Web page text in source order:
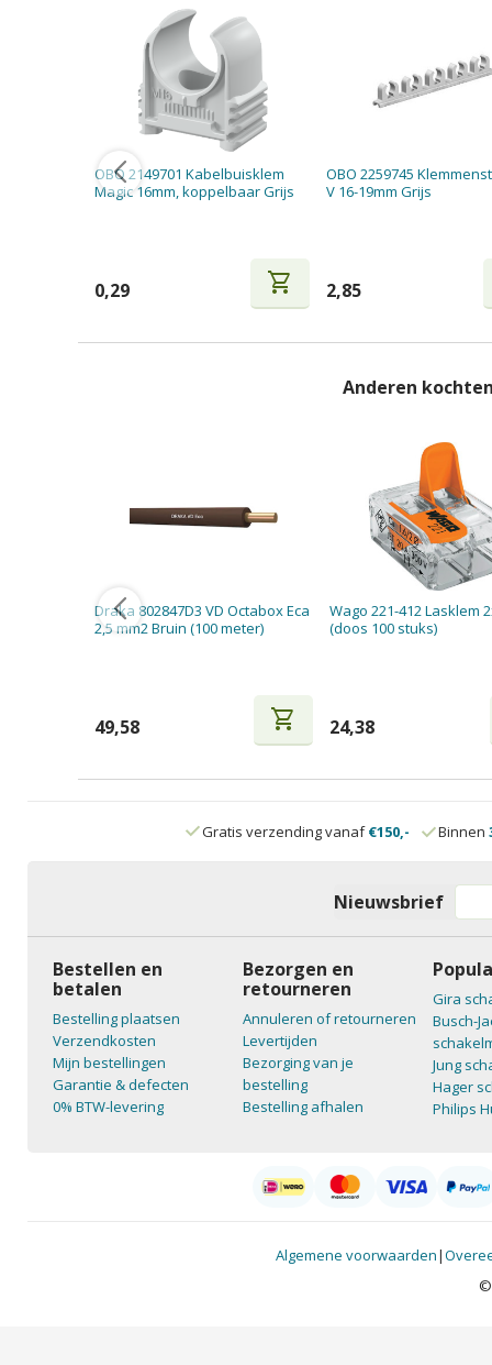
OBO 2149701 Kabelbuisklem
Magic 16mm, koppelbaar Grijs
0,29 shopping_cart
OBO 2259745
V 16-19mm Grijs
2,85
Anderen
Draka 802847D3 VD Octabox Eca
2,5 mm2 Bruin (100 meter)
49,58 shopping_cart
Wago 221-412 Lasklem
(doos 100 stuks)
24,38
Gratis verzending vanaf€150,- Binnen
Nieuwsbrief
Bestellen en
betalen
Bestelling plaatsen
Verzendkosten
Mijn bestellingen
Garantie & defecten
0% BTW-levering
Bezorgen en
retourneren
Annuleren of retourneren
Levertijden
Bezorging van je
bestelling
Bestelling afhalen
Gira
Busch-
Jung
Hager
Philips
Algemene voorwaarden|
©